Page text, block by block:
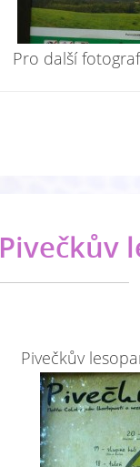
Pro další
Pivečkův
Pivečkův